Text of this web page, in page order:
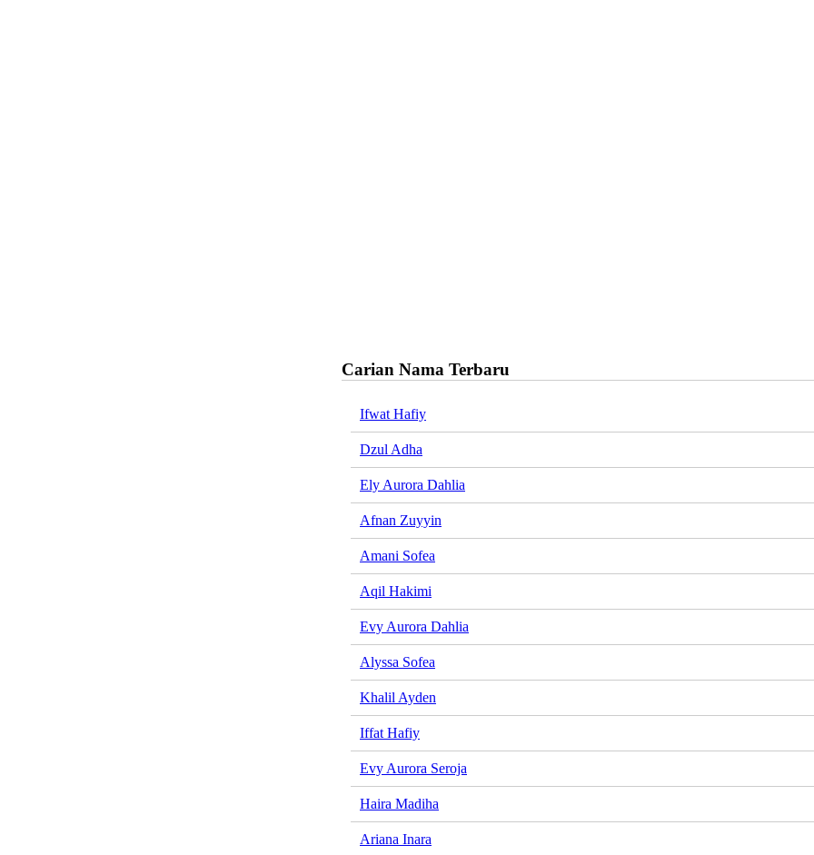
Carian Nama Terbaru
Ifwat Hafiy
Dzul Adha
Ely Aurora Dahlia
Afnan Zuyyin
Amani Sofea
Aqil Hakimi
Evy Aurora Dahlia
Alyssa Sofea
Khalil Ayden
Iffat Hafiy
Evy Aurora Seroja
Haira Madiha
Ariana Inara